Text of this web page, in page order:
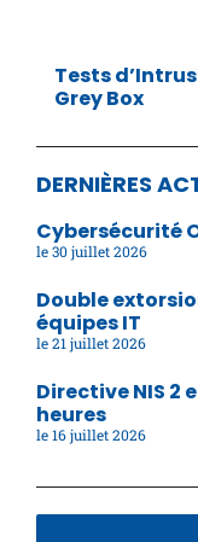
Tests
Grey Box
DERNIÈRES
Cybersécurité
30 juillet 2026
Double
équipes IT
21 juillet 2026
Directive NIS 2
heures
16 juillet 2026